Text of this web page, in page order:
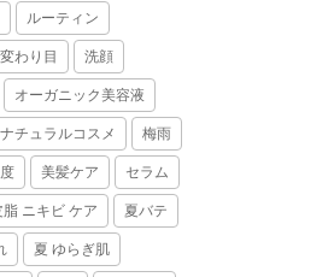
ルーティン
わり目 洗顔
オーガニック美容液
ナチュラルコスメ 梅雨
美髪ケア セラム
脂 ニキビ ケア 夏バテ
夏 ゆらぎ肌